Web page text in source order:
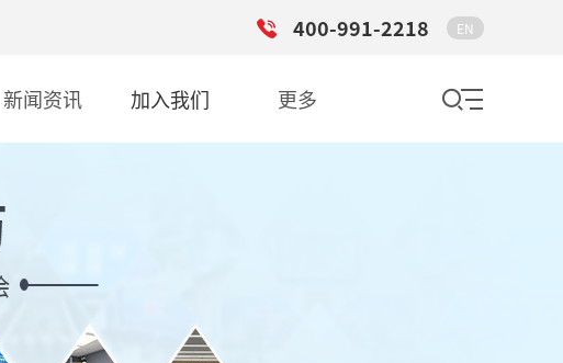
400-991-2218 EN
新闻资讯 加入我们 更多